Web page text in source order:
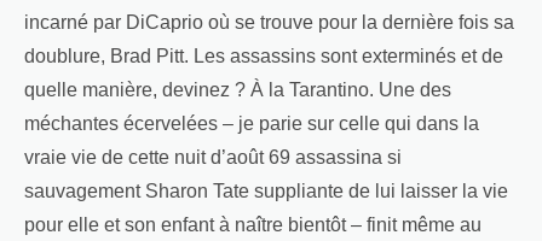
incarné par DiCaprio où se trouve pour la dernière fois sa
doublure, Brad Pitt. Les assassins sont exterminés et de
quelle manière, devinez ? À la Tarantino. Une des
méchantes écervelées – je parie sur celle qui dans la
vraie vie de cette nuit d’août 69 assassina si
sauvagement Sharon Tate suppliante de lui laisser la vie
pour elle et son enfant à naître bientôt – finit même au